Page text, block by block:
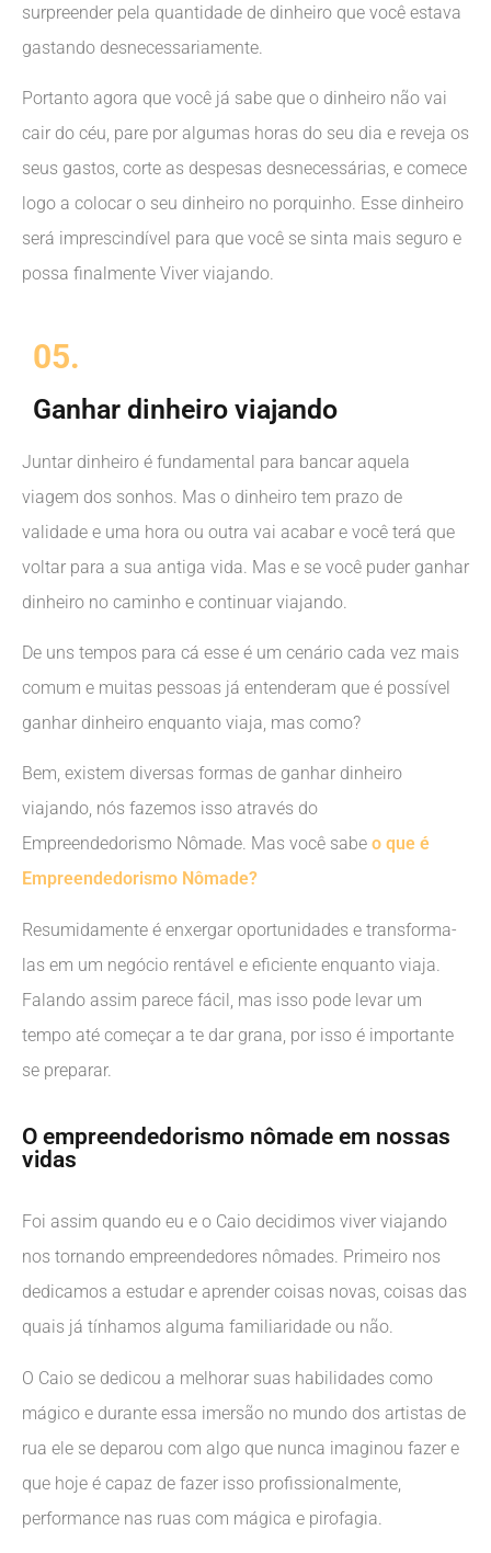
surpreender pela quantidade de dinheiro que você estava
gastando desnecessariamente.
Portanto agora que você já sabe que o dinheiro não vai
cair do céu, pare por algumas horas do seu dia e reveja os
seus gastos, corte as despesas desnecessárias, e comece
logo a colocar o seu dinheiro no porquinho. Esse dinheiro
será imprescindível para que você se sinta mais seguro e
possa finalmente Viver viajando.
05.
Ganhar dinheiro viajando
Juntar dinheiro é fundamental para bancar aquela
viagem dos sonhos. Mas o dinheiro tem prazo de
validade e uma hora ou outra vai acabar e você terá que
voltar para a sua antiga vida. Mas e se você puder ganhar
dinheiro no caminho e continuar viajando.
De uns tempos para cá esse é um cenário cada vez mais
comum e muitas pessoas já entenderam que é possível
ganhar dinheiro enquanto viaja, mas como?
Bem, existem diversas formas de ganhar dinheiro
viajando, nós fazemos isso através do
Empreendedorismo Nômade. Mas você sabe o que é
Empreendedorismo Nômade?
Resumidamente é enxergar oportunidades e transforma-
las em um negócio rentável e eficiente enquanto viaja.
Falando assim parece fácil, mas isso pode levar um
tempo até começar a te dar grana, por isso é importante
se preparar.
O empreendedorismo nômade em nossas
vidas
Foi assim quando eu e o Caio decidimos viver viajando
nos tornando empreendedores nômades. Primeiro nos
dedicamos a estudar e aprender coisas novas, coisas das
quais já tínhamos alguma familiaridade ou não.
O Caio se dedicou a melhorar suas habilidades como
mágico e durante essa imersão no mundo dos artistas de
rua ele se deparou com algo que nunca imaginou fazer e
que hoje é capaz de fazer isso profissionalmente,
performance nas ruas com mágica e pirofagia.